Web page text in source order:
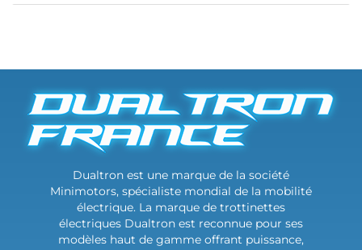
Dualtron est une marque de la société
Minimotors, spécialiste mondial de la mobilité
électrique. La marque de trottinettes
électriques Dualtron est reconnue pour ses
modèles haut de gamme offrant puissance,